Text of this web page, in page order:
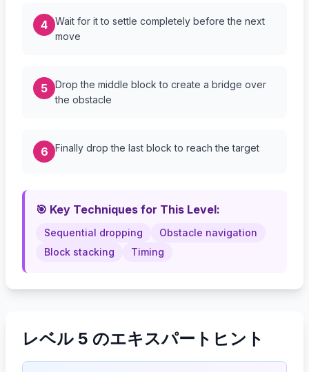
4
Wait for it to settle completely before the next
move
5
Drop the middle block to create a bridge over
the obstacle
6 Finally drop the last block to reach the target
🎯 Key Techniques for This Level:
Sequential dropping
Obstacle navigation
Block stacking
Timing
レベル 5 のエキスパートヒント